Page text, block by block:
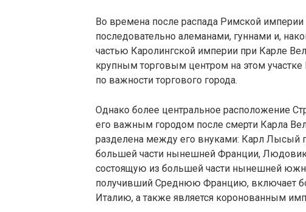
Во времена после распада Римской
последовательно алеманами, гуннами и,
частью Каролингской империи при Карле
крупным торговым центром на этом
по важности торгового города.
Однако более центральное расположение
его важным городом после смерти Карла
разделена между его внуками: Карл Лысый
большей части нынешней Франции,
состоящую из большей части нынешней
получивший Среднюю Францию, включает
Италию, а также является коронованным